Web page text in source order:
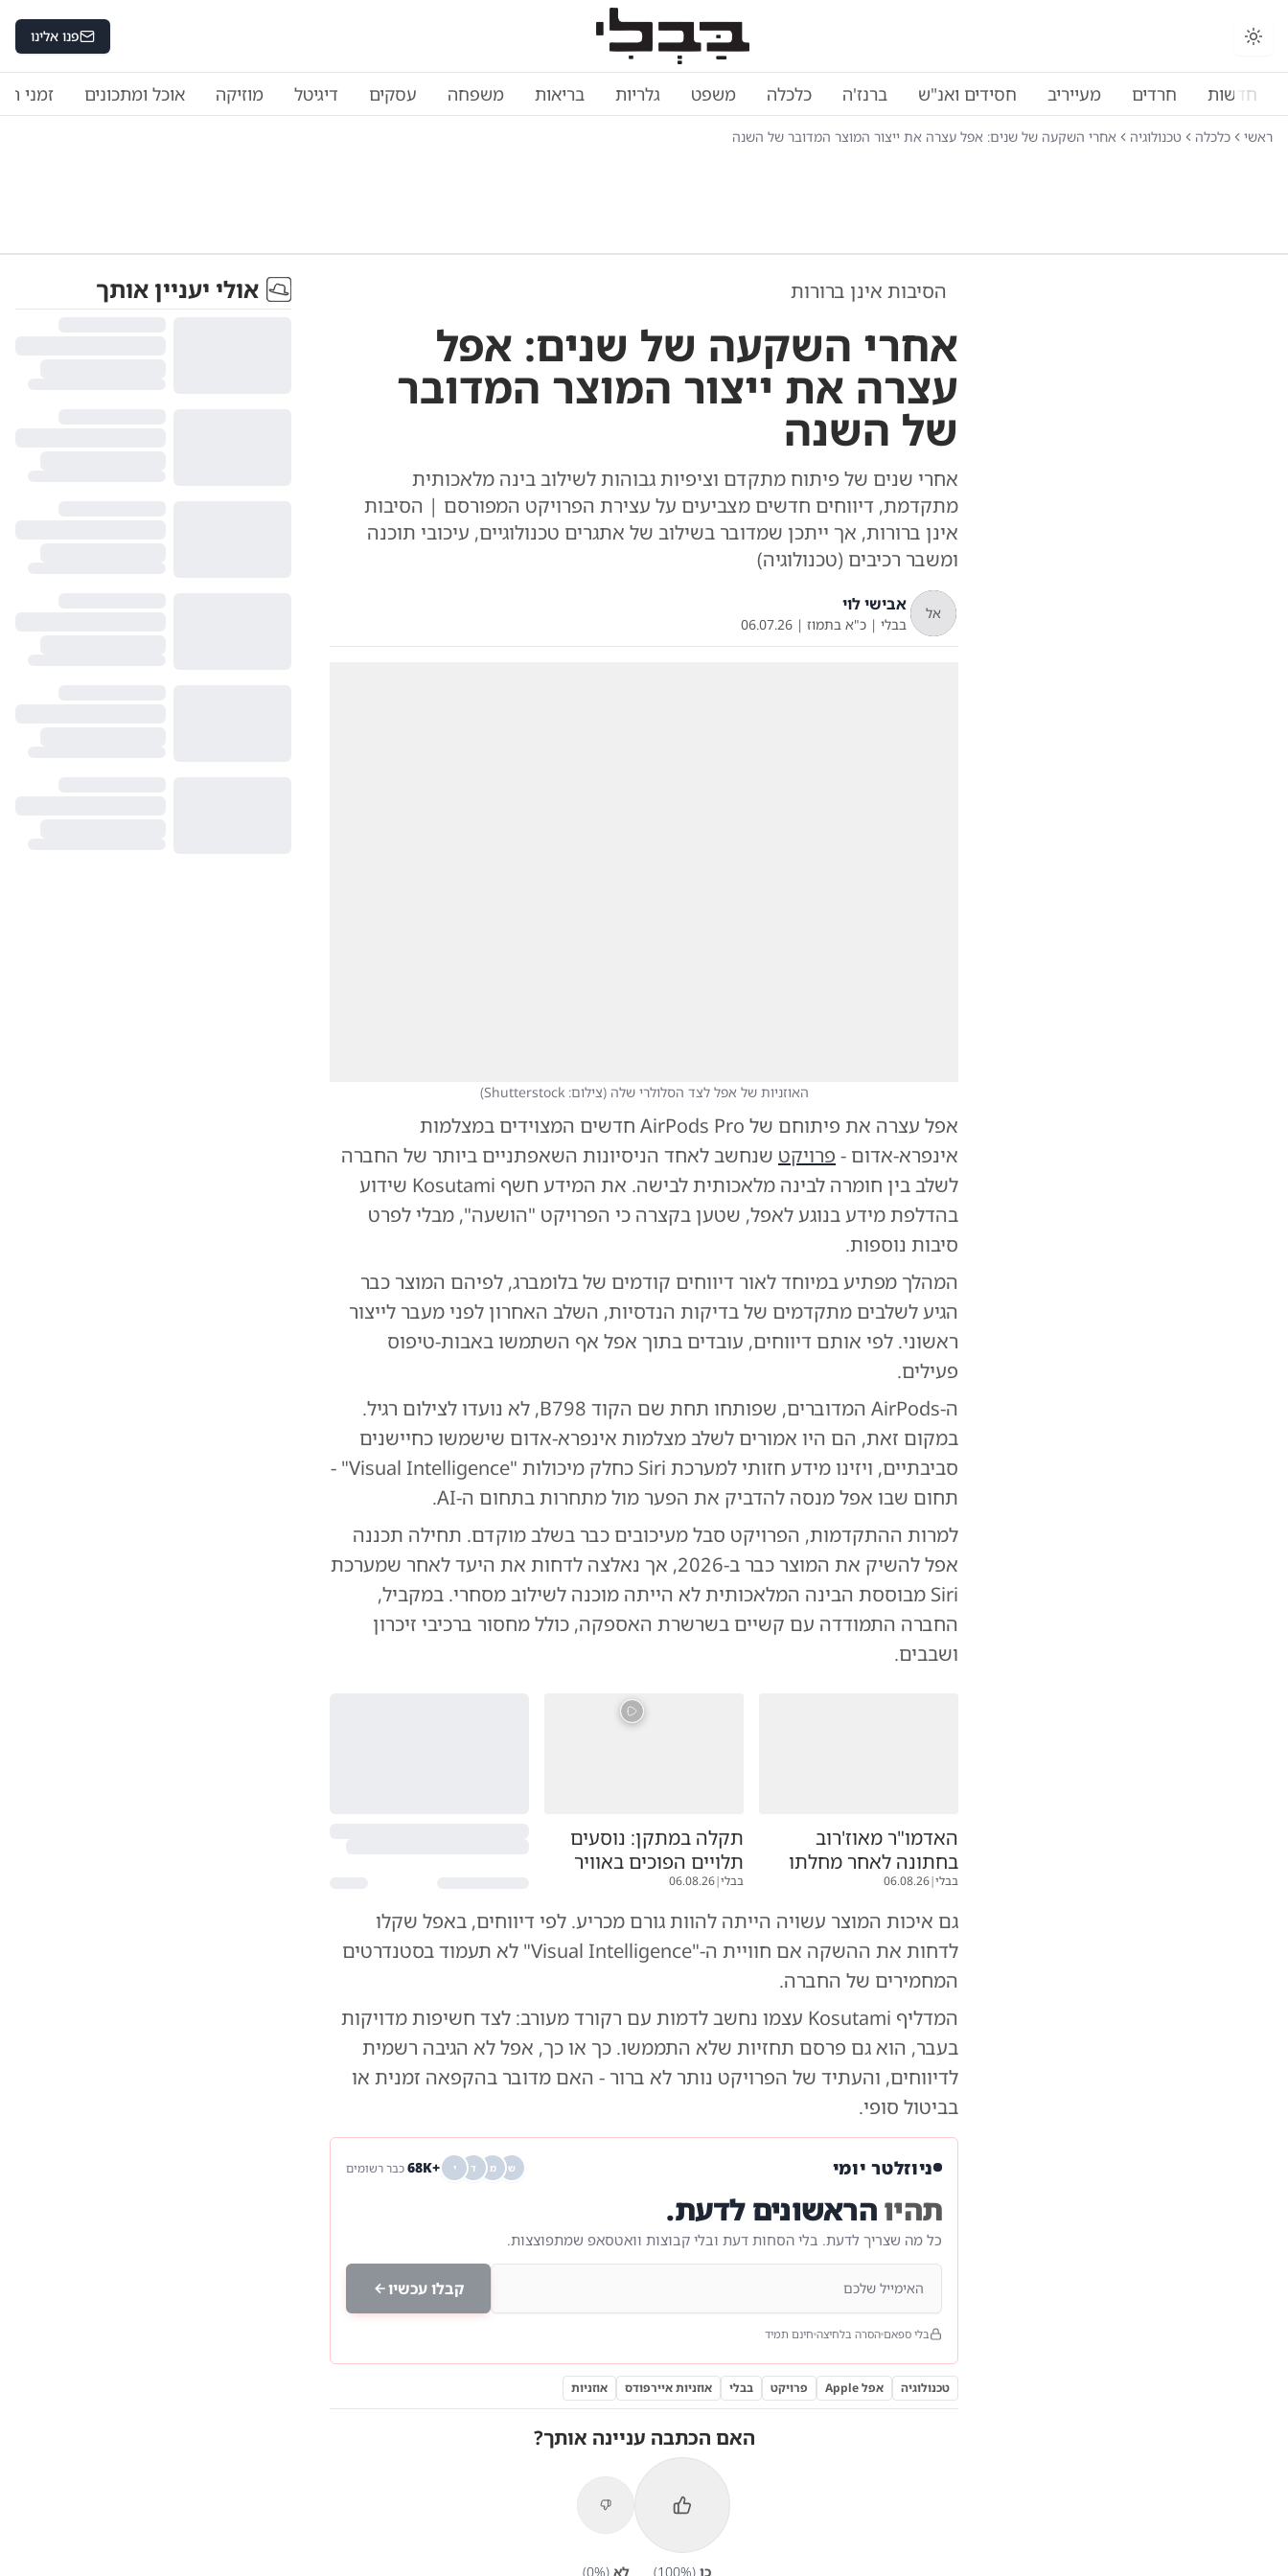
פנו אלינו
חדשות חרדים מעייריב חסידים ואנ"ש ברנז'ה כלכלה משפט גלריות בריאות משפחה עסקים דיגיטל מוזיקה אוכל ומתכונים זמני
ראשי כלכלה טכנולוגיה אחרי השקעה של שנים: אפל עצרה את ייצור המוצר המדובר של השנה
הסיבות אינן ברורות
אחרי השקעה של שנים: אפל
עצרה את ייצור המוצר המדובר
של השנה
אחרי שנים של פיתוח מתקדם וציפיות גבוהות לשילוב בינה מלאכותית
מתקדמת, דיווחים חדשים מצביעים על עצירת הפרויקט המפורסם | הסיבות
אינן ברורות, אך ייתכן שמדובר בשילוב של אתגרים טכנולוגיים, עיכובי תוכנה
ומשבר רכיבים (טכנולוגיה)
אל אבישי לוי
בבלי| כ"א בתמוז |
06.07.26
האוזניות של אפל לצד הסלולרי שלה (צילום: Shutterstock )
אפל עצרה את פיתוחם של
AirPods Pro חדשים המצוידים במצלמות
אינפרא-אדום - פרויקט שנחשב לאחד הניסיונות השאפתניים ביותר של החברה
לשלב בין חומרה לבינה מלאכותית לבישה. את המידע חשף Kosutami שידוע
בהדלפת מידע בנוגע לאפל, שטען בקצרה כי הפרויקט "הושעה", מבלי לפרט
סיבות נוספות.
המהלך מפתיע במיוחד לאור דיווחים קודמים של בלומברג, לפיהם המוצר כבר
הגיע לשלבים מתקדמים של בדיקות הנדסיות, השלב האחרון לפני מעבר לייצור
ראשוני. לפי אותם דיווחים, עובדים בתוך אפל אף השתמשו באבות-טיפוס
פעילים.
ה-AirPods המדוברים, שפותחו תחת שם הקוד B798, לא נועדו לצילום רגיל.
במקום זאת, הם היו אמורים לשלב מצלמות אינפרא-אדום שישמשו כחיישנים
סביבתיים, ויזינו מידע חזותי למערכת Siri כחלק מיכולות "Visual Intelligence" -
תחום שבו אפל מנסה להדביק את הפער מול מתחרות בתחום ה-AI.
למרות ההתקדמות, הפרויקט סבל מעיכובים כבר בשלב מוקדם. תחילה תכננה
אפל להשיק את המוצר כבר ב-2026, אך נאלצה לדחות את היעד לאחר שמערכת
Siri מבוססת הבינה המלאכותית לא הייתה מוכנה לשילוב מסחרי. במקביל,
החברה התמודדה עם קשיים בשרשרת האספקה, כולל מחסור ברכיבי זיכרון
ושבבים.
האדמו"ר מאוז'רוב
בחתונה לאחר מחלתו
בבלי|
06.08.26
תקלה במתקן: נוסעים
תלויים הפוכים באוויר
בבלי|
06.08.26
גם איכות המוצר עשויה הייתה להוות גורם מכריע. לפי דיווחים, באפל שקלו
לדחות את ההשקה אם חוויית ה-"Visual Intelligence" לא תעמוד בסטנדרטים
המחמירים של החברה.
המדליף Kosutami עצמו נחשב לדמות עם רקורד מעורב: לצד חשיפות מדויקות
בעבר, הוא גם פרסם תחזיות שלא התממשו. כך או כך, אפל לא הגיבה רשמית
לדיווחים, והעתיד של הפרויקט נותר לא ברור - האם מדובר בהקפאה זמנית או
בביטול סופי.
ניוזלטר יומי ש מ ד י +68K כבר רשומים
תהיוהראשונים לדעת.
כל מה שצריך לדעת. בלי הסחות דעת ובלי קבוצות וואטסאפ שמתפוצצות.
קבלו עכשיו
בלי ספאם הסרה בלחיצה חינם תמיד
טכנולוגיה אפל Apple פרויקט בבלי אוזניות איירפודס אוזניות
האם הכתבה עניינה אותך?
כן (
100%) לא (
0%)
אולי יעניין אותך